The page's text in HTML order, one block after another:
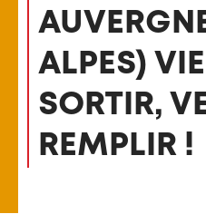
ALPES)
SORTIR,
REMPLIR !